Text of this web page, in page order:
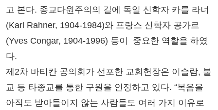
고 본다. 종교다원주의의 길에 독일 신학자 카를 라너
(Karl Rahner, 1904-1984)와 프랑스 신학자 공가르
(Yves Congar, 1904-1996) 등이 중요한 역할을 하였
다.
제2차 바티칸 공의회가 선포한 교회헌장은 이슬람, 불
교 등 타종교를 통한 구원을 인정하고 있다. “복음을
아직도 받아들이지 않는 사람들도 여러 가지 이유로